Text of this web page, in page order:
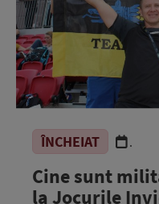
ÎNCHEIAT .
Cine sunt
la Jocurile